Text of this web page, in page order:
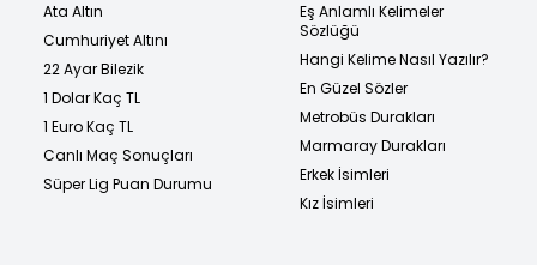
Ata Altın
Cumhuriyet Altını
22 Ayar Bilezik
1 Dolar Kaç TL
1 Euro Kaç TL
Canlı Maç Sonuçları
Süper Lig Puan Durumu
Eş Anlamlı Kelimeler
Sözlüğü
Hangi Kelime Nasıl Yazılır?
En Güzel Sözler
Metrobüs Durakları
Marmaray Durakları
Erkek İsimleri
Kız İsimleri